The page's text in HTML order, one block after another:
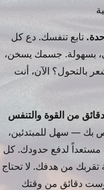
تابع تنفسك. دع كل
بسهولة. جسمك يسخن،
بالتحول؟ الآن، أنت
من القوة والتنفس
بك — سهل للمبتدئين،
لدفع حدودك. كل
من هدفك. لا تحتاج